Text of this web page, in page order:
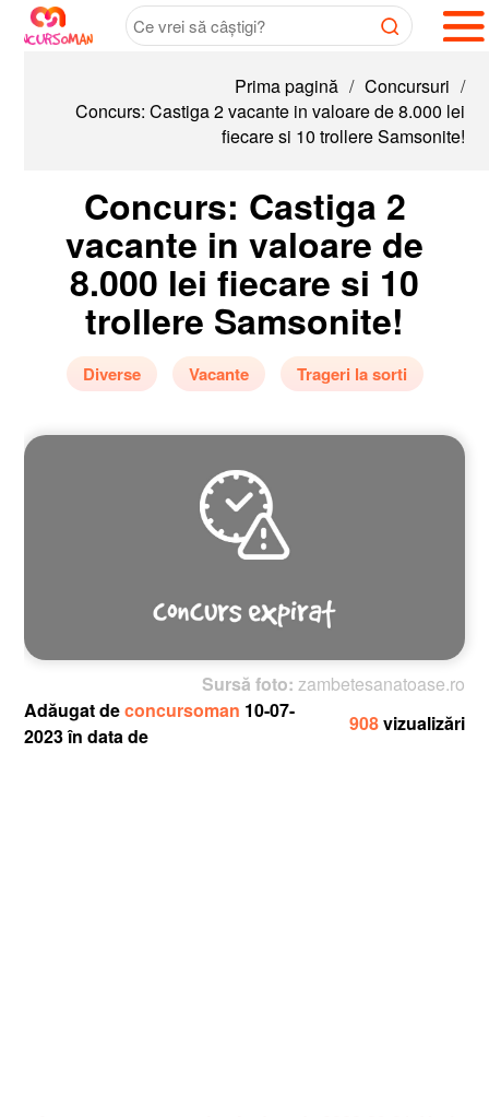
Prima pagină / Concursuri /
Concurs: Castiga 2 vacante in valoare de 8.000 lei
fiecare si 10 trollere Samsonite!
Concurs: Castiga 2
vacante in valoare de
8.000 lei fiecare si 10
trollere Samsonite!
Diverse Vacante Trageri la sorti
Sursă foto:zambetesanatoase.ro
Adăugat deconcursoman10-07-
2023 în data de
908vizualizări